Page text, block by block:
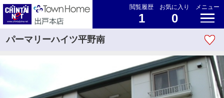
閲覧履歴
1
お気に入り
0
メニュー
パーマリーハイツ平野南